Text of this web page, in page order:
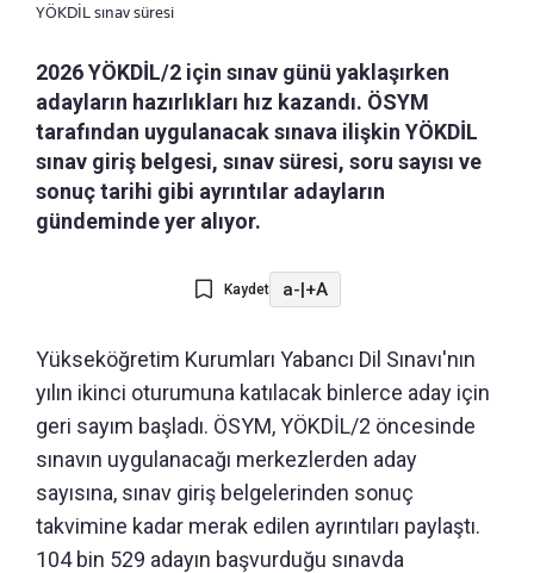
YÖKDİL sınav süresi
2026 YÖKDİL/2 için sınav günü yaklaşırken
adayların hazırlıkları hız kazandı. ÖSYM
tarafından uygulanacak sınava ilişkin YÖKDİL
sınav giriş belgesi, sınav süresi, soru sayısı ve
sonuç tarihi gibi ayrıntılar adayların
gündeminde yer alıyor.
Kaydet a-|+A
Yükseköğretim Kurumları Yabancı Dil Sınavı'nın
yılın ikinci oturumuna katılacak binlerce aday için
geri sayım başladı. ÖSYM, YÖKDİL/2 öncesinde
sınavın uygulanacağı merkezlerden aday
sayısına, sınav giriş belgelerinden sonuç
takvimine kadar merak edilen ayrıntıları paylaştı.
104 bin 529 adayın başvurduğu sınavda